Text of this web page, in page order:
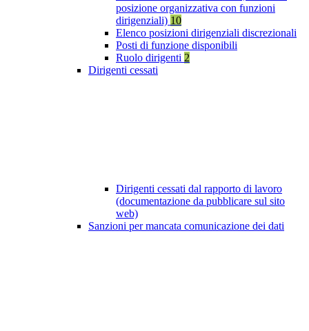
posizione organizzativa con funzioni
dirigenziali) 10
Elenco posizioni dirigenziali discrezionali
Posti di funzione disponibili
Ruolo dirigenti 2
Dirigenti cessati
Dirigenti cessati dal rapporto di lavoro
(documentazione da pubblicare sul sito
web)
Sanzioni per mancata comunicazione dei dati